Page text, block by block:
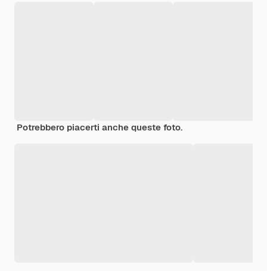
Potrebbero piacerti anche queste foto.